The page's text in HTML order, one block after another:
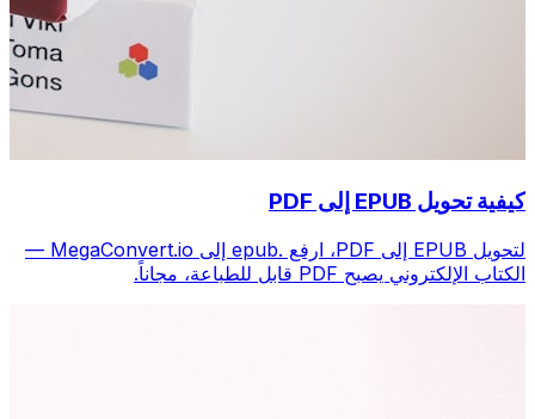
كيفية تحويل EPUB إلى PDF
لتحويل EPUB إلى PDF، ارفع .epub إلى MegaConvert.io —
الكتاب الإلكتروني يصبح PDF قابل للطباعة، مجاناً.